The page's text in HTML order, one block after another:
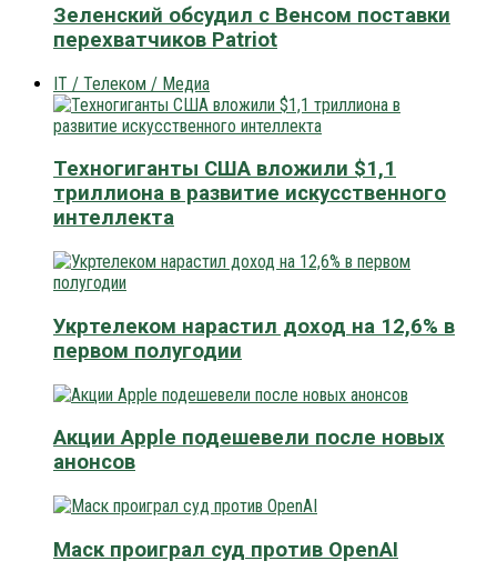
Зеленский обсудил с Венсом поставки
перехватчиков Patriot
IT / Телеком / Медиа
Техногиганты США вложили $1,1
триллиона в развитие искусственного
интеллекта
Укртелеком нарастил доход на 12,6% в
первом полугодии
Акции Apple подешевели после новых
анонсов
Маск проиграл суд против OpenAI